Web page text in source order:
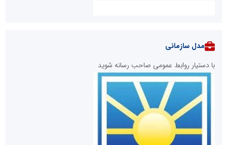
روابط عمومی خبرگزاری گزارش خبر
مدل سازمانی
با دستیار روابط عمومی صاحب رسانه شوید